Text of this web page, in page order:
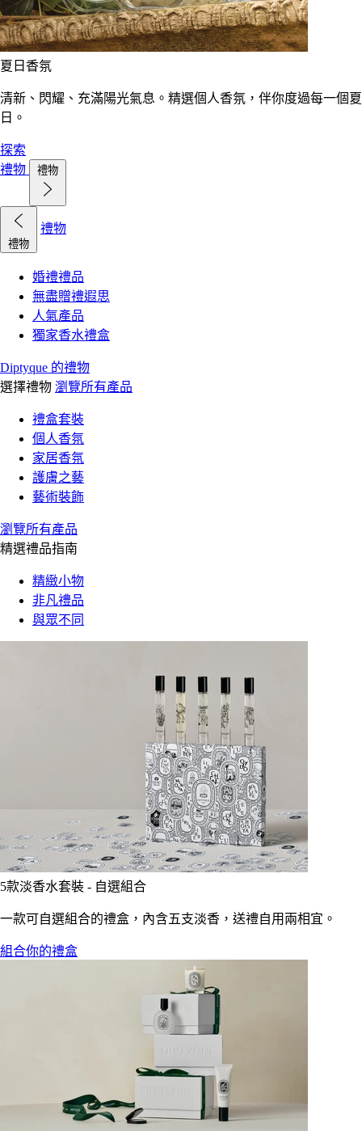
夏日香氛
清新、閃耀、充滿陽光氣息。精選個人香氛，伴你度過每一個夏
日。
探索
禮物
禮物
禮物
禮物
婚禮禮品
無盡贈禮遐思
人氣產品
獨家香水禮盒
Diptyque 的禮物
選擇禮物 瀏覽所有產品
禮盒套裝
個人香氛
家居香氛
護膚之藝
藝術裝飾
瀏覽所有產品
精選禮品指南
精緻小物
非凡禮品
與眾不同
5款淡香水套裝 - 自選組合
一款可自選組合的禮盒，內含五支淡香，送禮自用兩相宜。
組合你的禮盒